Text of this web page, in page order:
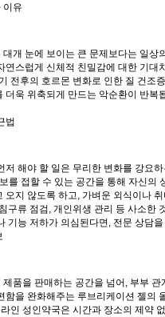
이유
개 눈에 보이는 큰 문제보다는 일
연스럽게 신체적 친밀감에 대한 기
전후의 호르몬 변화로 인한 질 건
더욱 위축되게 만드는 악순환이 반
법
저 해야 할 일은 무리한 변화를 강요
를 접할 수 있는 공간을 통해 자신
오지 않도록 하고, 가벼운 외식이나
구류 점검, 개인위생 관리 등 사소
기능 저하가 의심된다면, 전문 상담
품을 판매하는 공간을 넘어, 부부
함을 완화해주는 루브리케이션 젤의
인 성인약국은 시간과 장소의 제약